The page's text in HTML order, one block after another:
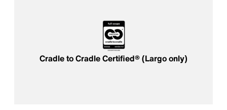
Cradle to Cradle Certified® (Largo only)